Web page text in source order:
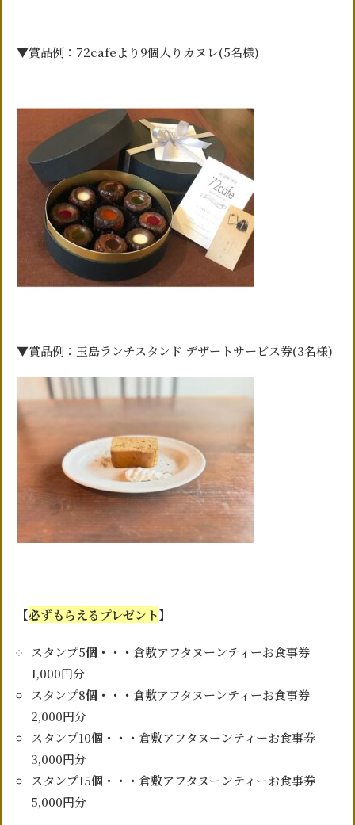
▼賞品例：72cafeより9個入りカヌレ(5名様)
▼賞品例：玉島ランチスタンド デザートサービス券(3名様)
【必ずもらえるプレゼント】
スタンプ5個・・・ 倉敷アフタヌーンティーお食事券
1,000円分
スタンプ8個・・・ 倉敷アフタヌーンティーお食事券
2,000円分
スタンプ10個・・・ 倉敷アフタヌーンティーお食事券
3,000円分
スタンプ15個・・・ 倉敷アフタヌーンティーお食事券
5,000円分